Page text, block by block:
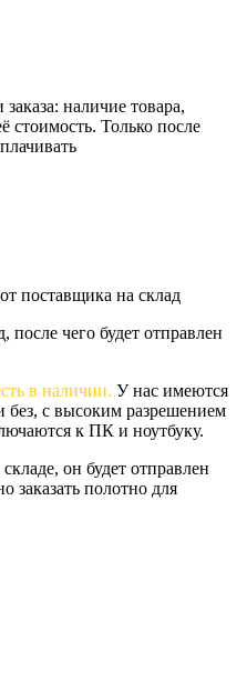
наличие товара,
стоимость. Только после
поставщика на склад
после чего будет отправлен
в наличии. У нас имеются
без, с высоким разрешением
к ПК и ноутбуку.
он будет отправлен
заказать полотно для